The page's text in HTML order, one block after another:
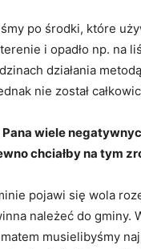
po środki, które
i opadło np. na
działania
nie został
wiele
chciałby na tym
pojawi się wola
należeć do gminy.
musielibyśmy